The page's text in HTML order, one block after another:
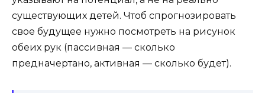
существующих детей. Чтоб спрогнозировать
свое будущее нужно посмотреть на рисунок
обеих рук (пассивная — сколько
предначертано, активная — сколько будет).